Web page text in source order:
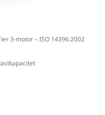
3-motor – ISO 14396:2002